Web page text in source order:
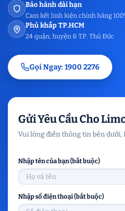
Bảo hành dài hạn
Cam kết linh kiện chính hãng
Phủ khắp TP.HCM
24 quận, huyện & TP. Thủ Đức
Gọi Ngay: 1900 2276
Gửi Yêu Cầu Cho
Vui lòng điền thông tin bên dưới,
Nhập tên của bạn (bắt buộc)
Nhập số điện thoại (bắt buộc)